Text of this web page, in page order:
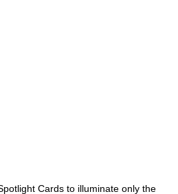
Cards to illuminate only the